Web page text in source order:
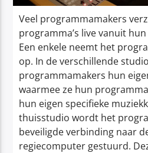
Veel programmamakers
programma’s live vanuit
Een enkele neemt het
op. In de verschillende
programmamakers hun
waarmee ze hun
hun eigen specifieke
thuisstudio wordt het
beveiligde verbinding naar
regiecomputer gestuurd.